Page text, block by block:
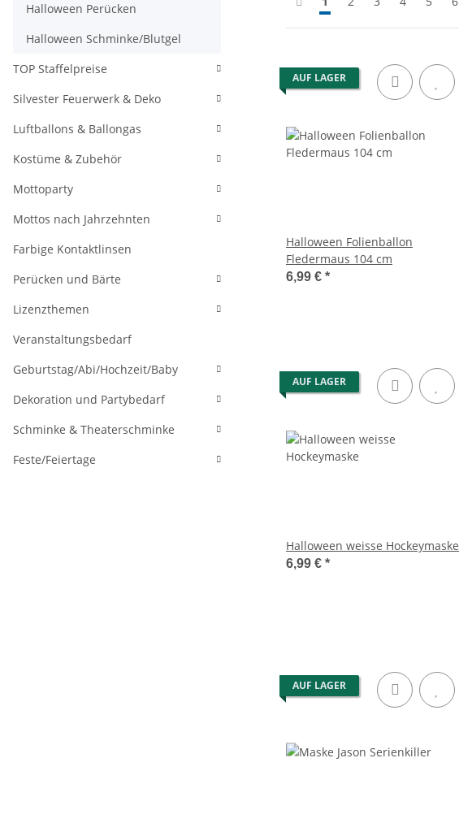
AUF LAGER
Halloween Folienballon
Fledermaus 104 cm
6,99 € *
AUF LAGER
Halloween weisse Hockeymaske
6,99 € *
AUF LAGER
Halloween Perücken
Halloween Schminke/Blutgel
TOP Staffelpreise
Silvester Feuerwerk & Deko
Luftballons & Ballongas
Kostüme & Zubehör
Mottoparty
Mottos nach Jahrzehnten
Farbige Kontaktlinsen
Perücken und Bärte
Lizenzthemen
Veranstaltungsbedarf
Geburtstag/Abi/Hochzeit/Baby
Dekoration und Partybedarf
Schminke & Theaterschminke
Feste/Feiertage